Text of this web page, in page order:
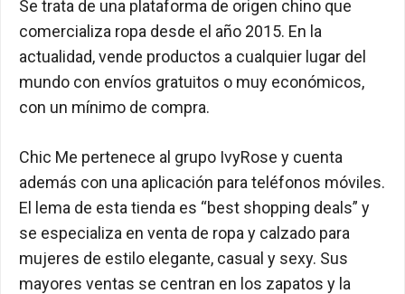
Se trata de una plataforma de origen chino que
comercializa ropa desde el año 2015. En la
actualidad, vende productos a cualquier lugar del
mundo con envíos gratuitos o muy económicos,
con un mínimo de compra.
Chic Me pertenece al grupo IvyRose y cuenta
además con una aplicación para teléfonos móviles.
El lema de esta tienda es “best shopping deals” y
se especializa en venta de ropa y calzado para
mujeres de estilo elegante, casual y sexy. Sus
mayores ventas se centran en los zapatos y la